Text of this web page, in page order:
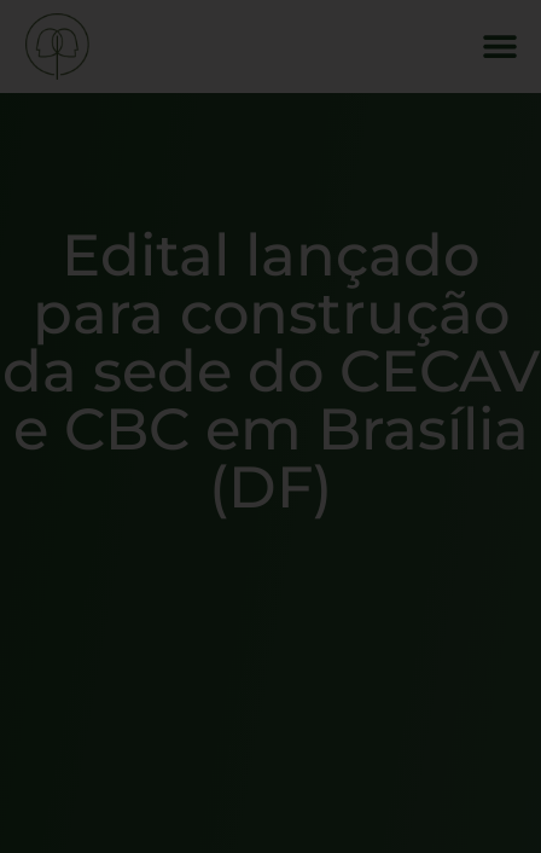
Edital lançado
para construção
da sede do CECAV
e CBC em Brasília
(DF)